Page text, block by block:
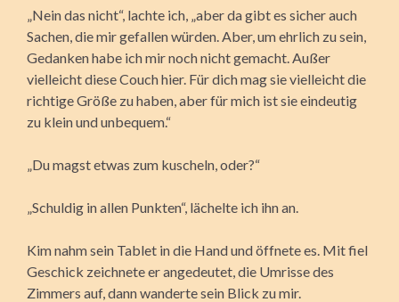
„Nein das nicht“, lachte ich, „aber da gibt es sicher auch
Sachen, die mir gefallen würden. Aber, um ehrlich zu sein,
Gedanken habe ich mir noch nicht gemacht. Außer
vielleicht diese Couch hier. Für dich mag sie vielleicht die
richtige Größe zu haben, aber für mich ist sie eindeutig
zu klein und unbequem.“
„Du magst etwas zum kuscheln, oder?“
„Schuldig in allen Punkten“, lächelte ich ihn an.
Kim nahm sein Tablet in die Hand und öffnete es. Mit fiel
Geschick zeichnete er angedeutet, die Umrisse des
Zimmers auf, dann wanderte sein Blick zu mir.